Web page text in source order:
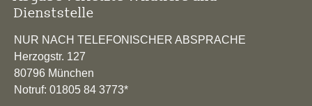
Dienststelle
NUR NACH TELEFONISCHER ABSPRACHE
Herzogstr. 127
80796 München
Notruf: 01805 84 3773*